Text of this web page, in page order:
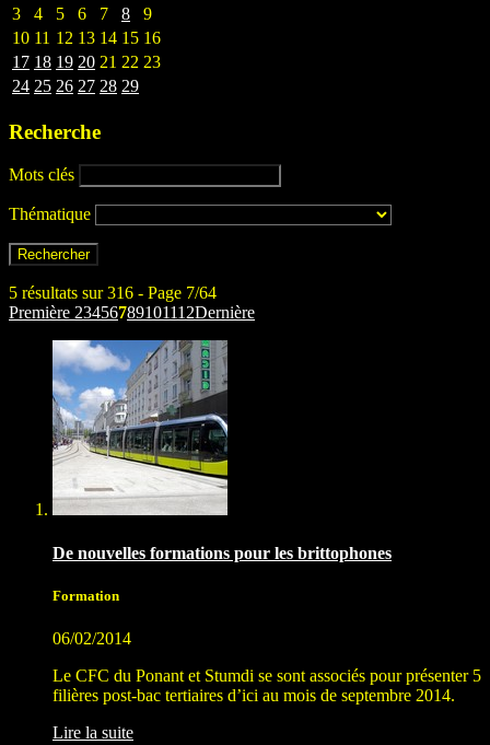
3
4 5 6 7 8
9
10 11 12 13 14 15 16
17 18 19 20 21 22 23
24 25 26 27 28 29
Recherche
Mots clés
Thématique
5 résultats sur 316 - Page 7/64
Première 23456789101112Dernière
De nouvelles formations pour les brittophones
Formation
06/02/2014
Le CFC du Ponant et Stumdi se sont associés pour présenter 5
filières post-bac tertiaires d’ici au mois de septembre 2014.
Lire la suite